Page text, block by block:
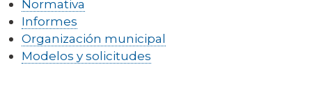
Normativa
Informes
Organización municipal
Modelos y solicitudes